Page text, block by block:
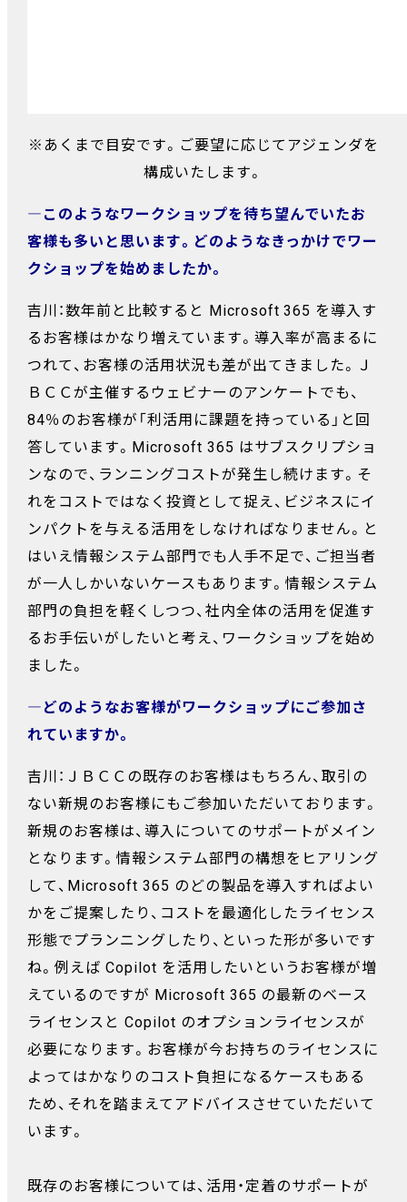
※あくまで目安です。ご要望に応じてアジェンダを
構成いたします。
―このようなワークショップを待ち望んでいたお
客様も多いと思います。どのようなきっかけでワー
クショップを始めましたか。
吉川：数年前と比較すると Microsoft 365 を導入す
るお客様はかなり増えています。導入率が高まるに
つれて、お客様の活用状況も差が出てきました。Ｊ
ＢＣＣが主催するウェビナーのアンケートでも、
84％のお客様が「利活用に課題を持っている」と回
答しています。Microsoft 365 はサブスクリプショ
ンなので、ランニングコストが発生し続けます。そ
れをコストではなく投資として捉え、ビジネスにイ
ンパクトを与える活用をしなければなりません。と
はいえ情報システム部門でも人手不足で、ご担当者
が一人しかいないケースもあります。情報システム
部門の負担を軽くしつつ、社内全体の活用を促進す
るお手伝いがしたいと考え、ワークショップを始め
ました。
―どのようなお客様がワークショップにご参加さ
れていますか。
吉川：ＪＢＣＣの既存のお客様はもちろん、取引の
ない新規のお客様にもご参加いただいております。
新規のお客様は、導入についてのサポートがメイン
となります。情報システム部門の構想をヒアリング
して、Microsoft 365 のどの製品を導入すればよい
かをご提案したり、コストを最適化したライセンス
形態でプランニングしたり、といった形が多いです
ね。例えば Copilot を活用したいというお客様が増
えているのですが Microsoft 365 の最新のベース
ライセンスと Copilot のオプションライセンスが
必要になります。お客様が今お持ちのライセンスに
よってはかなりのコスト負担になるケースもある
ため、それを踏まえてアドバイスさせていただいて
います。
既存のお客様については、活用・定着のサポートが